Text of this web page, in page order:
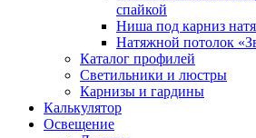
спайкой
Ниша под карниз
Натяжной потолок
Каталог профилей
Светильники и люстры
Карнизы и гардины
Калькулятор
Освещение